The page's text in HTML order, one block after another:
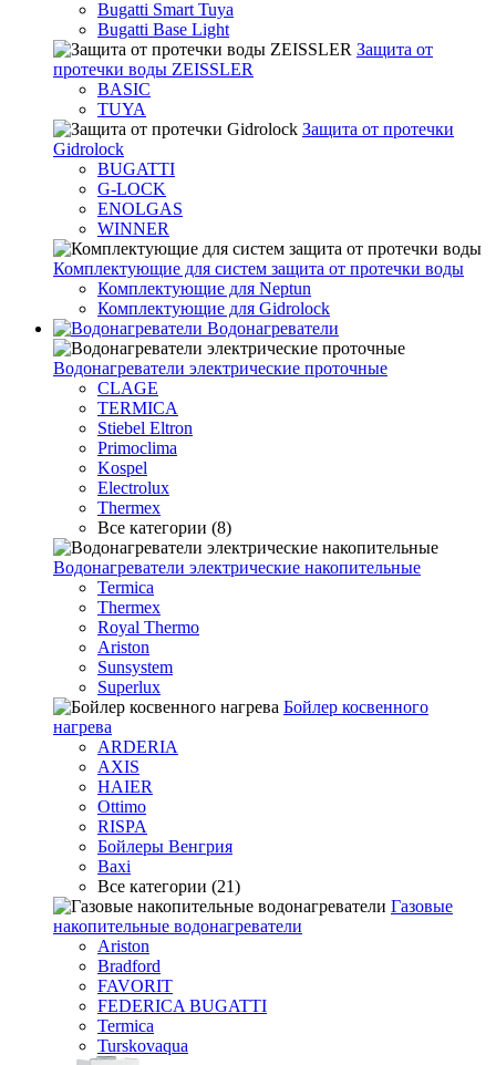
Bugatti Smart Tuya
Bugatti Base Light
Защита от
протечки воды ZEISSLER
BASIC
TUYA
Защита от протечки
Gidrolock
BUGATTI
G-LOCK
ENOLGAS
WINNER
Комплектующие для систем защита от протечки воды
Комплектующие для Neptun
Комплектующие для Gidrolock
Водонагреватели
Водонагреватeли электрические проточные
CLAGE
TERMICA
Stiebel Eltron
Primoclima
Kospel
Electrolux
Thermex
Все категории (8)
Водонагреватели электрические накопительные
Termica
Thermex
Royal Thermo
Ariston
Sunsystem
Superlux
Бойлер косвенного
нагрева
ARDERIA
AXIS
HAIER
Ottimo
RISPA
Бойлеры Венгрия
Baxi
Все категории (21)
Газовые
накопительные водонагреватели
Ariston
Bradford
FAVORIT
FEDERICA BUGATTI
Termica
Turskovaqua